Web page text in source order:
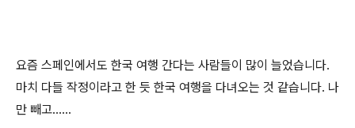
요즘 스페인에서도 한국 여행 간다는 사람들이 많이 늘었습니다.
마치 다들 작정이라고 한 듯 한국 여행을 다녀오는 것 같습니다. 나
만 빼고......